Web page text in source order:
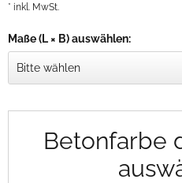
* inkl. MwSt.
Maße (L × B) auswählen:
Betonfarbe